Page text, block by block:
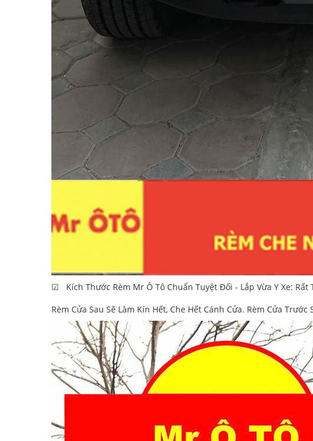
☑ Kích Thước Rèm Mr Ô Tô Chuẩn Tuyệt Đối - Lắp Vừa Y Xe: Rất
Rèm Cửa Sau Sẽ Làm Kín Hết, Che Hết Cánh Cửa. Rèm Cửa